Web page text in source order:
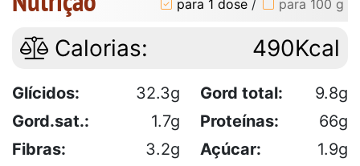
para 1 dose / para 100 g
Calorias: 490Kcal
Glícidos: 32.3g Gord total:
9.8g
Gord.sat.:
1.7g Proteínas:
66g
Fibras:
3.2g Açúcar:
1.9g